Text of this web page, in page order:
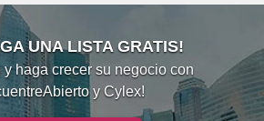
UNA LISTA GRATIS!
y haga crecer su negocio con
y Cylex!